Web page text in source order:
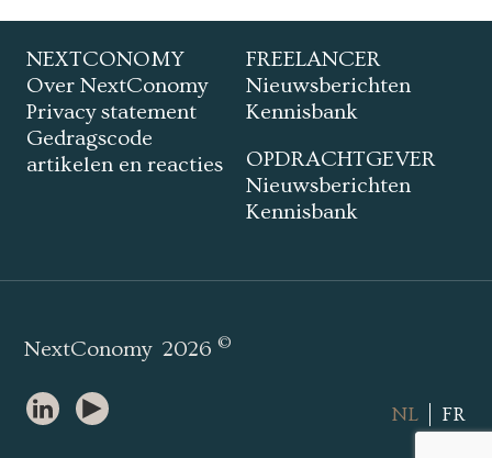
NEXTCONOMY
Over NextConomy
Privacy statement
Gedragscode
artikelen en reacties
FREELANCER
Nieuwsberichten
Kennisbank
OPDRACHTGEVER
Nieuwsberichten
Kennisbank
NextConomy 2026©
NL FR